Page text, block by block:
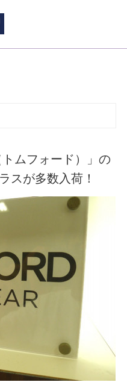
トムフォード）」の
スが多数入荷！